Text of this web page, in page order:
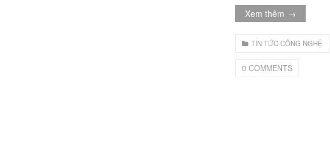
Xem thêm →
TIN TỨC CÔNG NGHỆ
0 COMMENTS